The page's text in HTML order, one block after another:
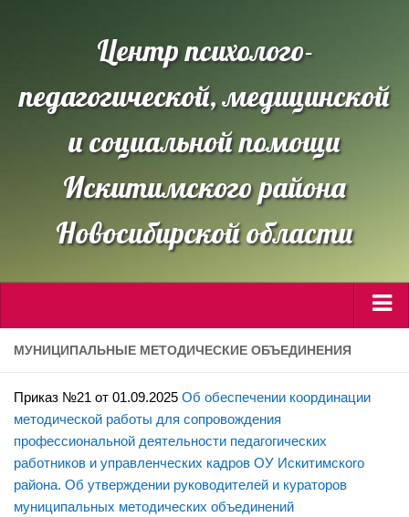
Центр психолого-
педагогической, медицинской
и социальной помощи
Искитимского района
Новосибирской области
Сведения об ОО
Реализация Единой модели профориентации
ТПМПК
Работа со ШНОР
Методические рекомендации
МУНИЦИПАЛЬНЫЕ МЕТОДИЧЕСКИЕ ОБЪЕДИНЕНИЯ
Приказ №21 от 01.09.2025 Об обеспечении координации
методической работы для сопровождения
профессиональной деятельности педагогических
работников и управленческих кадров ОУ Искитимскоrо
района. Об утверждении руководителей и кураторов
муниципальных методических объединений